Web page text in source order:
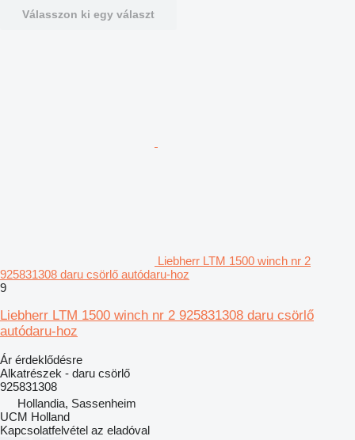
Válasszon ki egy választ
Liebherr LTM 1500 winch nr 2
925831308 daru csörlő autódaru-hoz
9
Liebherr LTM 1500 winch nr 2 925831308 daru csörlő
autódaru-hoz
Ár érdeklődésre
Alkatrészek - daru csörlő
925831308
Hollandia, Sassenheim
UCM Holland
Kapcsolatfelvétel az eladóval